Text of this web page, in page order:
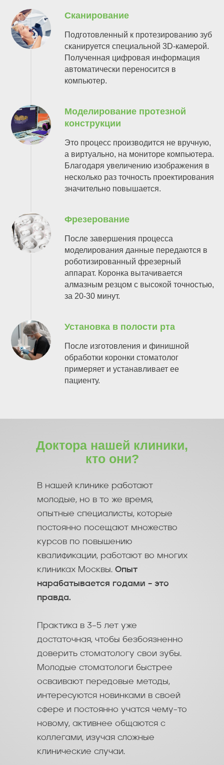
Сканирование
Подготовленный к протезированию зуб
сканируется специальной 3D-камерой.
Полученная цифровая информация
автоматически переносится в
компьютер.
Моделирование протезной
конструкции
Это процесс производится не вручную,
а виртуально, на мониторе компьютера.
Благодаря увеличению изображения в
несколько раз точность проектирования
значительно повышается.
Фрезерование
После завершения процесса
моделирования данные передаются в
роботизированный фрезерный
аппарат. Коронка вытачивается
алмазным резцом с высокой точностью,
за 20-30 минут.
Установка в полости рта
После изготовления и финишной
обработки коронки стоматолог
примеряет и устанавливает ее
пациенту.
Доктора нашей клиники,
кто они?
В нашей клинике работают
молодые, но в то же время,
опытные специалисты, которые
постоянно посещают множество
курсов по повышению
квалификации, работают во многих
клиниках Москвы. Опыт
нарабатывается годами – это
правда.
Практика в 3–5 лет уже
достаточная, чтобы безбоязненно
доверить стоматологу свои зубы.
Молодые стоматологи быстрее
осваивают передовые методы,
интересуются новинками в своей
сфере и постоянно учатся чему-то
новому, активнее общаются с
коллегами, изучая сложные
клинические случаи.